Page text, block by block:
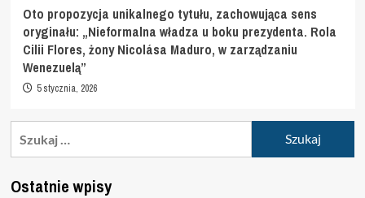
Oto propozycja unikalnego tytułu, zachowująca sens
oryginału: „Nieformalna władza u boku prezydenta. Rola
Cilii Flores, żony Nicolása Maduro, w zarządzaniu
Wenezuelą”
5 stycznia, 2026
Ostatnie wpisy